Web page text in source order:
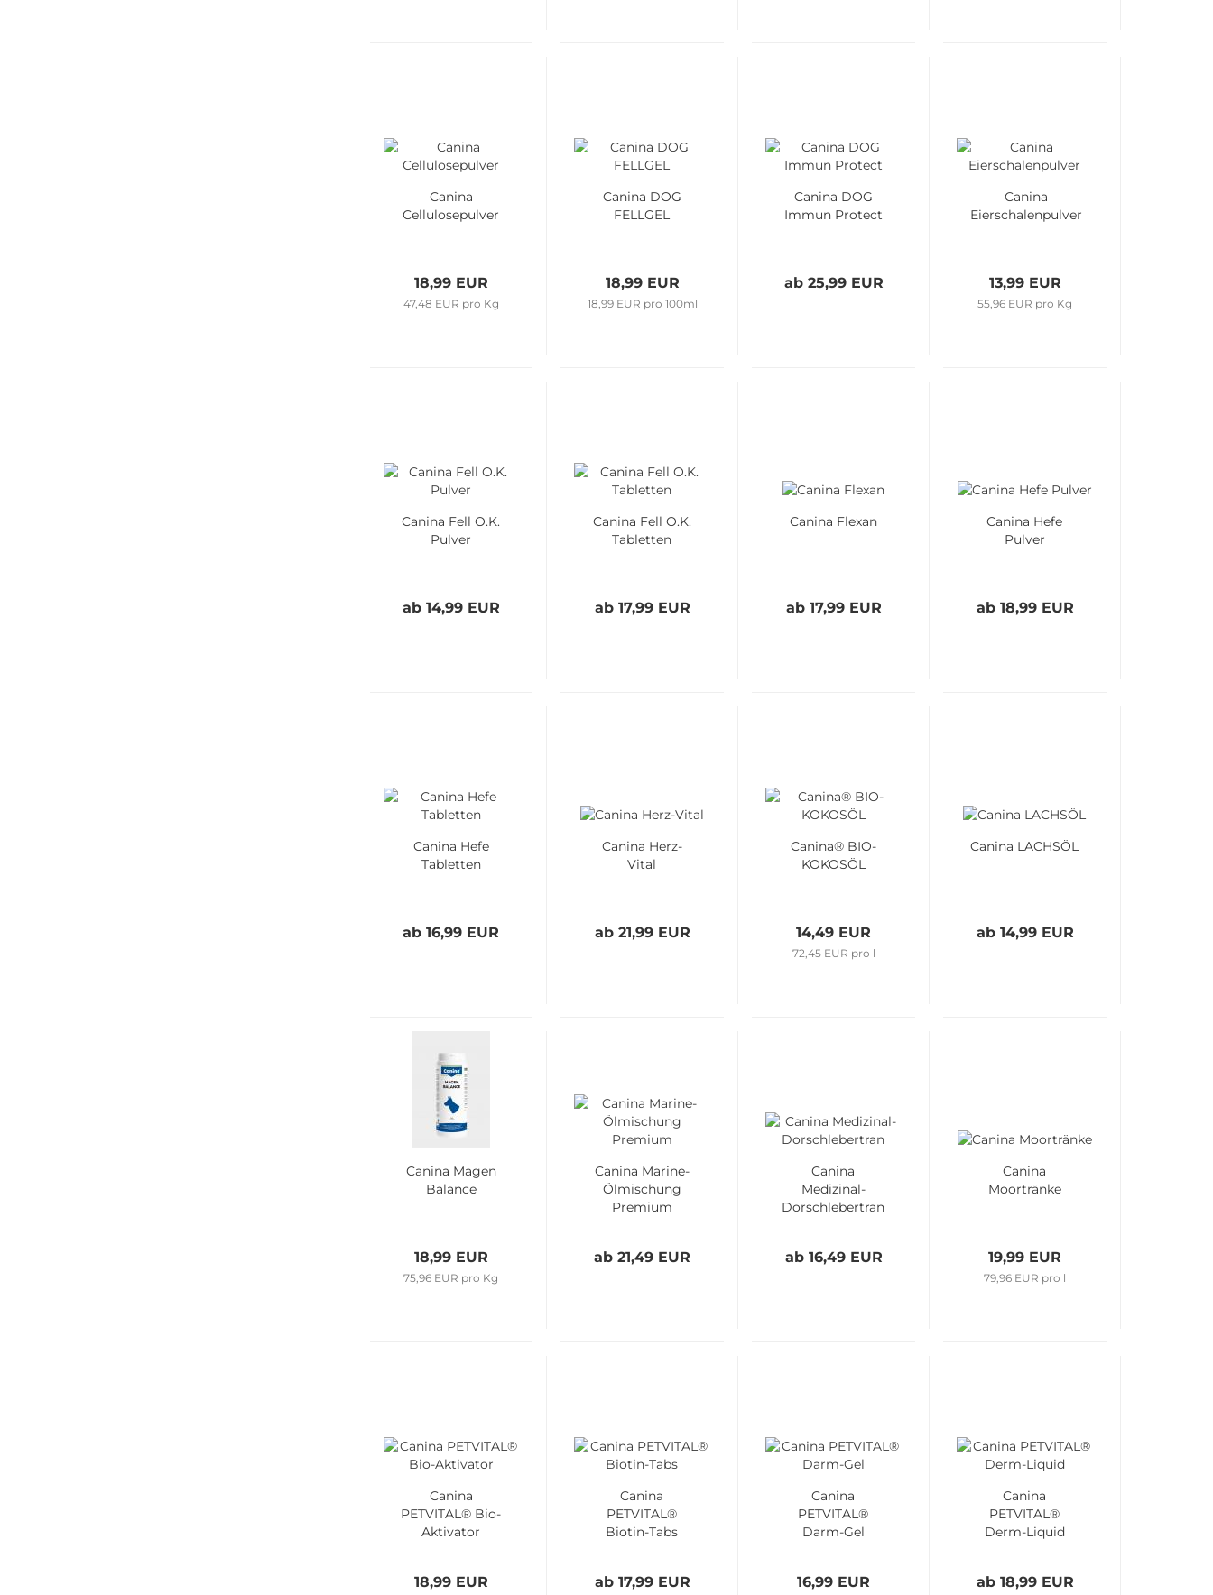
Canina
Cellulosepulver
18,99 EUR
47,48 EUR pro Kg
Canina DOG
FELLGEL
18,99 EUR
18,99 EUR pro 100ml
Canina DOG
Immun Protect
ab 25,99 EUR
Canina
Eierschalenpulver
13,99 EUR
55,96 EUR pro Kg
Canina Fell O.K.
Pulver
ab 14,99 EUR
Canina Fell O.K.
Tabletten
ab 17,99 EUR
Canina Flexan
ab 17,99 EUR
Canina Hefe
Pulver
ab 18,99 EUR
Canina Hefe
Tabletten
ab 16,99 EUR
Canina Herz-
Vital
ab 21,99 EUR
Canina® BIO-
KOKOSÖL
14,49 EUR
72,45 EUR pro l
Canina LACHSÖL
ab 14,99 EUR
Canina Magen
Balance
18,99 EUR
75,96 EUR pro Kg
Canina Marine-
Ölmischung
Premium
ab 21,49 EUR
Canina
Medizinal-
Dorschlebertran
ab 16,49 EUR
Canina
Moortränke
19,99 EUR
79,96 EUR pro l
Canina
PETVITAL® Bio-
Aktivator
18,99 EUR
Canina
PETVITAL®
Biotin-Tabs
ab 17,99 EUR
Canina
PETVITAL®
Darm-Gel
16,99 EUR
Canina
PETVITAL®
Derm-Liquid
ab 18,99 EUR